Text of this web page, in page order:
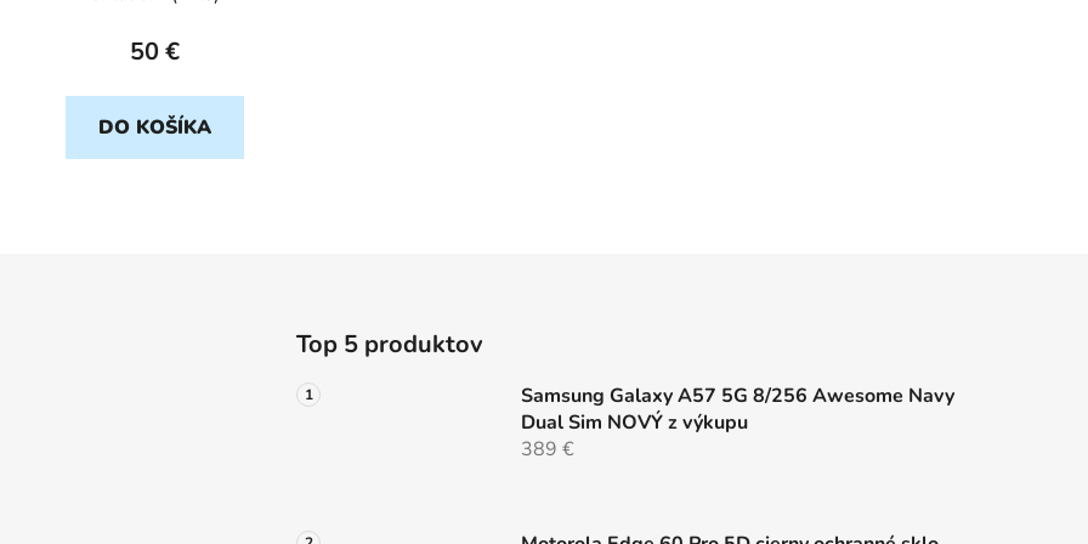
50 €
DO KOŠÍKA
a
Top 5 produktov
Samsung Galaxy A57 5G 8/256 Awesome Navy
Dual Sim NOVÝ z výkupu
389 €